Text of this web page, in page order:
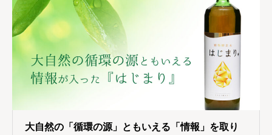
大自然の「循環の源」ともいえる「情報」を取り